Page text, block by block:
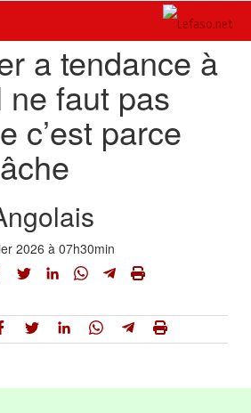
a tendance à
ne faut pas
c’est parce
2026 à 07h30min